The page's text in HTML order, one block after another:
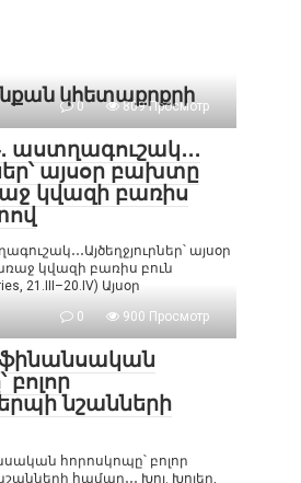
կհետաքրքրի
0 809 Просмотр
աստղագուշակ․․․
այսօր բախտը
կվազի բառիս
այսօր
կվազի բառիս բուն
21.III–20.IV) Այսօր
0 900 Просмотр
բոլոր
նշանների
հորոսկոպը՝ բոլոր
համար․․․ Խոյ. Խոյեր,